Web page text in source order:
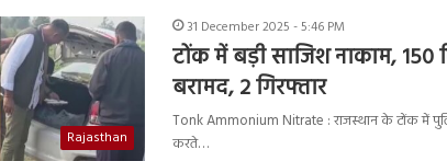
Rajasthan
31 December 2025 - 5:46 PM
टोंक में बड़ी साजिश नाकाम, 150
बरामद, 2 गिरफ्तार
Tonk Ammonium Nitrate : राजस्थान के टोंक में
करते…